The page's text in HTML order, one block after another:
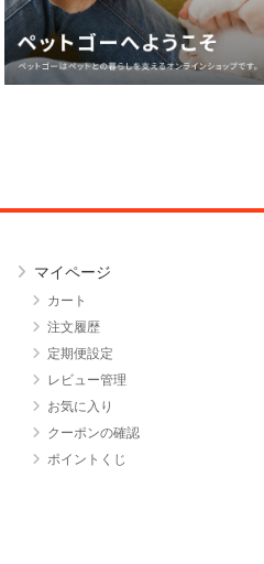
マイページ
カート
注文履歴
定期便設定
レビュー管理
お気に入り
クーポンの確認
ポイントくじ